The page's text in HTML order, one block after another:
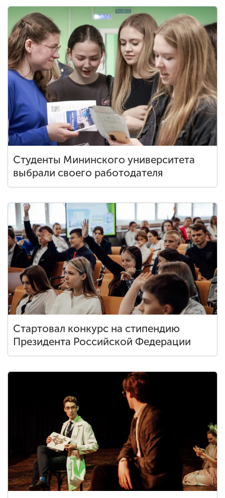
Студенты Мининского университета
выбрали своего работодателя
Стартовал конкурс на стипендию
Президента Российской Федерации